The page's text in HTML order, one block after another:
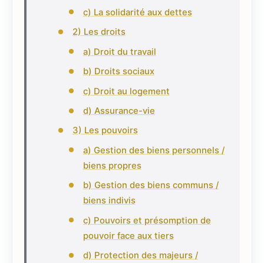
c) La solidarité aux dettes
2) Les droits
a) Droit du travail
b) Droits sociaux
c) Droit au logement
d) Assurance-vie
3) Les pouvoirs
a) Gestion des biens personnels /
biens propres
b) Gestion des biens communs /
biens indivis
c) Pouvoirs et présomption de
pouvoir face aux tiers
d) Protection des majeurs /